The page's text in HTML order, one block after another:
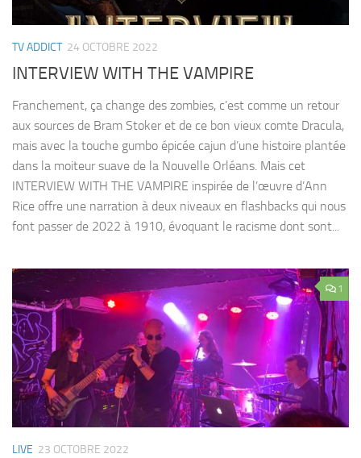
TV ADDICT 24 OCTOBRE 2022
INTERVIEW WITH THE VAMPIRE
Franchement, ça change des zombies, c’est comme un retour
aux sources de Bram Stoker et de ce bon vieux comte Dracula,
mais avec la touche gumbo épicée cajun d’une histoire plantée
dans la moiteur suave de la Nouvelle Orléans. Mais cet
INTERVIEW WITH THE VAMPIRE inspirée de l’œuvre d’Ann
Rice offre une narration à deux niveaux en flashbacks qui nous
font passer de 2022 à 1910, évoquant le racisme dont sont...
1
LIVE 23 OCTOBRE 2022